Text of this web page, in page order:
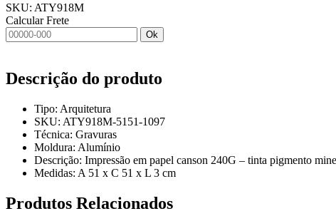
SKU: ATY918M
Calcular Frete
Ok
Descrição do produto
Tipo: Arquitetura
SKU: ATY918M-5151-1097
Técnica: Gravuras
Moldura: Alumínio
Descrição: Impressão em papel canson 240G – tinta pigmento
Medidas: A 51 x C 51 x L 3 cm
Produtos Relacionados